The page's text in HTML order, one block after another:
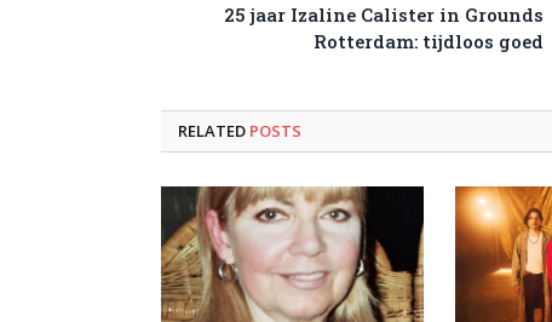
25 jaar Izaline Calister in Grounds
Rotterdam: tijdloos goed
RELATED POSTS